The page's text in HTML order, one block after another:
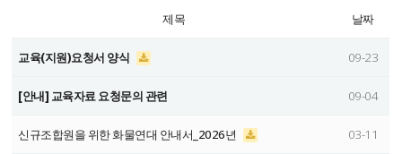
제목 날짜
교육(지원)요청서 양식 09-23
[안내] 교육자료 요청문의 관련 09-04
신규조합원을 위한 화물연대 안내서_2026년 03-11